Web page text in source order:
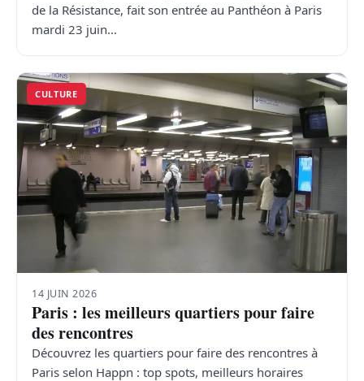
de la Résistance, fait son entrée au Panthéon à Paris
mardi 23 juin…
CULTURE
14 JUIN 2026
Paris : les meilleurs quartiers pour faire
des rencontres
Découvrez les quartiers pour faire des rencontres à
Paris selon Happn : top spots, meilleurs horaires